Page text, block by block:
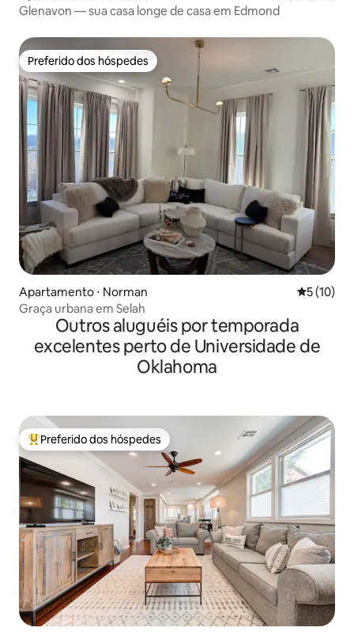
Glenavon — sua casa longe de casa em Edmond
Preferido dos hóspedes
Preferido dos hóspedes
Apartamento ⋅ Norman 5 de uma
5 (10)
Graça urbana em Selah
Outros aluguéis por temporada
excelentes perto de Universidade de
Oklahoma
Entre os melhores preferidos dos hóspedes
Preferido dos hóspedes